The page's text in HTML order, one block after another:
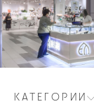
КАТЕГОРИИ